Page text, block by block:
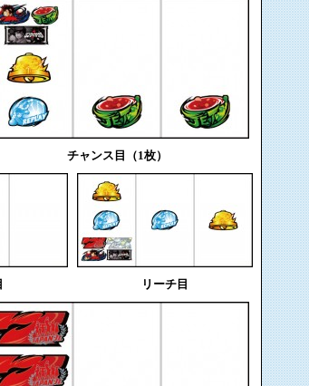
チャンス目（1枚）
リーチ目